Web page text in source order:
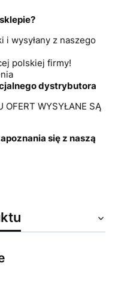
wysyłany z naszego
polskiej firmy!
dystrybutora
OFERT WYSYŁANE SĄ
się z naszą